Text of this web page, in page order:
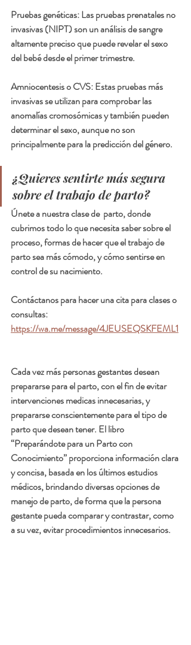
Pruebas genéticas: Las pruebas prenatales no
invasivas (NIPT) son un análisis de sangre
altamente preciso que puede revelar el sexo
del bebé desde el primer trimestre.
Amniocentesis o CVS: Estas pruebas más
invasivas se utilizan para comprobar las
anomalías cromosómicas y también pueden
determinar el sexo, aunque no son
principalmente para la predicción del género.
¿Quieres sentirte más segura
sobre el trabajo de parto?
Únete a nuestra clase de  parto, donde
cubrimos todo lo que necesita saber sobre el
proceso, formas de hacer que el trabajo de
parto sea más cómodo, y cómo sentirse en
control de su nacimiento.
Contáctanos para hacer una cita para clases o
consultas:
https://wa.me/message/4JEUSEQSKFEML1
Cada vez más personas gestantes desean
prepararse para el parto, con el fin de evitar
intervenciones medicas innecesarias, y
prepararse conscientemente para el tipo de
parto que desean tener. El libro
“Preparándote para un Parto con
Conocimiento” proporciona información clara
y concisa, basada en los últimos estudios
médicos, brindando diversas opciones de
manejo de parto, de forma que la persona
gestante pueda comparar y contrastar, como
a su vez, evitar procedimientos innecesarios.